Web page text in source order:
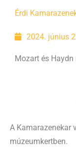
Érdi
2024. június
Mozart és
A Kamarazenekar
múzeumkertben.